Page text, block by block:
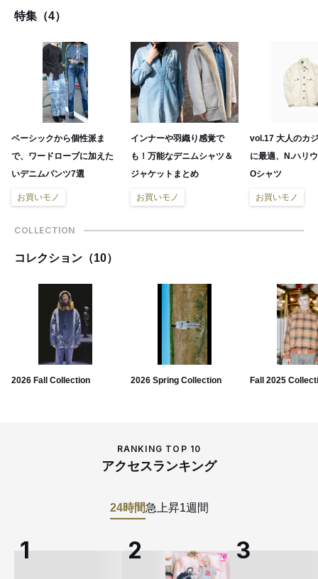
特集（4）
ベーシックから個性派ま
で、ワードローブに加えた
いデニムパンツ7選
お買いモノ
インナーや羽織り感覚で
も！万能なデニムシャツ＆
ジャケットまとめ
お買いモノ
vol.17 大人のカ
に最適、N.ハリ
Oシャツ
お買いモノ
COLLECTION
コレクション（10）
2026 Fall Collection 2026 Spring Collection Fall 2025
RANKING TOP 10
アクセスランキング
24時間急上昇1週間